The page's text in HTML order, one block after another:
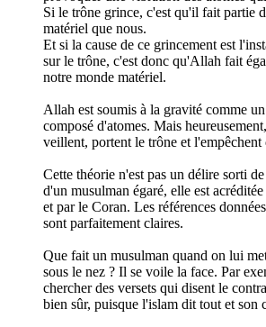
Si le trône grince, c'est qu'il fait partie
matériel que nous.
Et si la cause de ce grincement est
sur le trône, c'est donc qu'Allah fait
notre monde matériel.
Allah est soumis à la gravité comme
composé d'atomes. Mais
veillent, portent le trône et l'empêchent
Cette théorie n'est pas un délire sorti
d'un musulman égaré, elle est
et par le Coran. Les références
sont parfaitement claires.
Que fait un musulman quand on lui
sous le nez ? Il se voile la face. Par
chercher des versets qui disent le
bien sûr, puisque l'islam dit tout et son